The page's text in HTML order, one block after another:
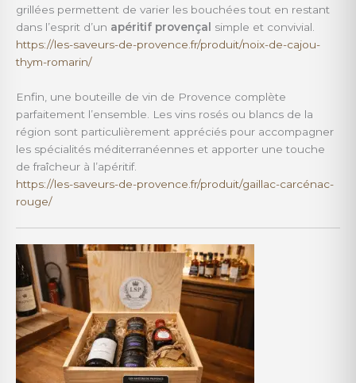
grillées permettent de varier les bouchées tout en restant
dans l’esprit d’un apéritif provençal
simple et convivial.
https://les-saveurs-de-provence.fr/produit/noix-de-cajou-
thym-romarin/
Enfin, une bouteille de vin de Provence complète
parfaitement l’ensemble. Les vins rosés ou blancs de la
région sont particulièrement appréciés pour accompagner
les spécialités méditerranéennes et apporter une touche
de fraîcheur à l’apéritif.
https://les-saveurs-de-provence.fr/produit/gaillac-carcénac-
rouge/